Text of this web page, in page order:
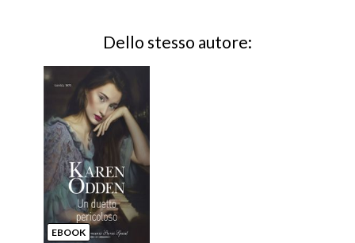
Dello stesso autore:
EBOOK